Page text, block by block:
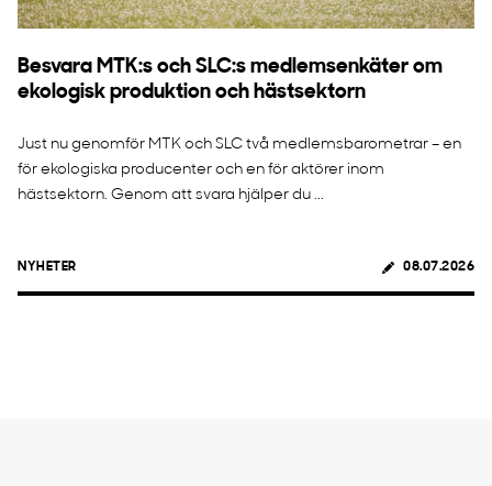
Besvara MTK:s och SLC:s medlemsenkäter om
ekologisk produktion och hästsektorn
Just nu genomför MTK och SLC två medlemsbarometrar – en
för ekologiska producenter och en för aktörer inom
hästsektorn. Genom att svara hjälper du ...
NYHETER 08.07.2026